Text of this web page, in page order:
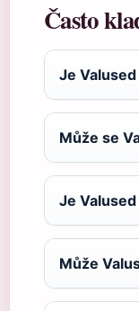
Často
Je
Může se
Je
Může